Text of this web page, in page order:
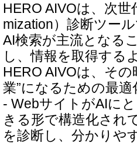
HERO AIVOは、次
mization）診断ツール
AI検索が主流となる
し、情報を取得する
HERO AIVOは、そ
業”になるための最
- WebサイトがAIに
きる形で構造化され
を診断し、分かりや